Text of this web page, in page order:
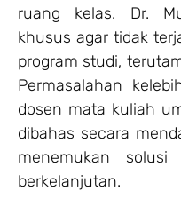
ruang kelas. Dr.
khusus agar tidak
program studi,
Permasalahan
dosen mata kuliah
dibahas secara
menemukan
berkelanjutan.